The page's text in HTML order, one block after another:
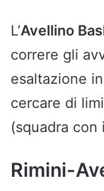
L’Avellino
correre gli
esaltazione
cercare di
(squadra con
Rimini-